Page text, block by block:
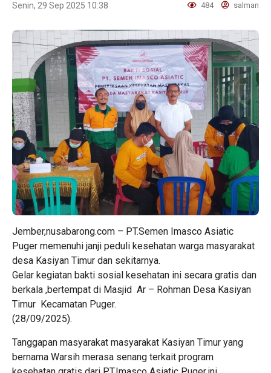
Senin, 29 Sep 2025 10:38 484 salman
Jember,nusabarong.com – PT.Semen Imasco Asiatic
Puger memenuhi janji peduli kesehatan warga masyarakat
desa Kasiyan Timur dan sekitarnya.
Gelar kegiatan bakti sosial kesehatan ini secara gratis dan
berkala ,bertempat di Masjid Ar – Rohman Desa Kasiyan
Timur Kecamatan Puger.
(28/09/2025).
Tanggapan masyarakat masyarakat Kasiyan Timur yang
bernama Warsih merasa senang terkait program